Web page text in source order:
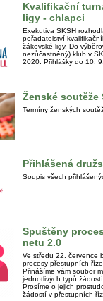
Kvalifikační
ligy - chlapci
Exekutiva SKSH
pořadatelství
žákovské ligy. Do
nezůčastněný) klub v
2020. Přihlášky do 10.
Ženské soutěže
Termíny ženských
Přihlášená
Soupis všech
Spuštěny
netu 2.0
Ve středu 22. července
procesy přestupních
Přinášíme vám soubor
jednotlivých typů
Prosíme o jejich
žádostí v přestupních